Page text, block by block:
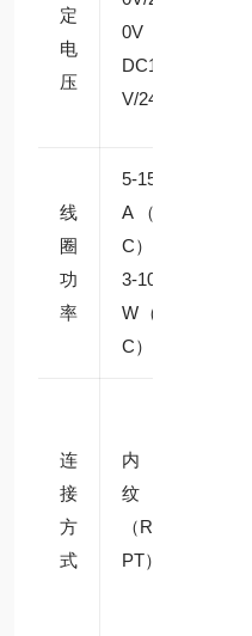
定
电
压
0V、
DC12
V/24V
线
圈
功
率
5-15V
A（A
C）、
3-10
W（D
C）
连
接
方
式
内螺
纹
（R/N
PT）